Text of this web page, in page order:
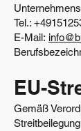
Tel.:
E-Mail:
EU-
Gemäß